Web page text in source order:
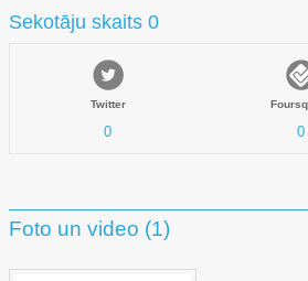
Sekotāju skaits 0
Twitter
0 0
Foto un video (1)